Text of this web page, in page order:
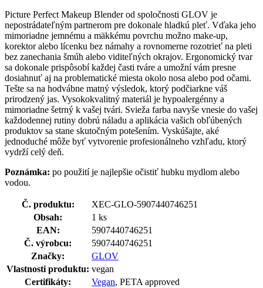
Picture Perfect Makeup Blender od spoločnosti GLOV je
nepostrádateľným partnerom pre dokonale hladkú pleť. Vďaka jeho
mimoriadne jemnému a mäkkému povrchu možno make-up,
korektor alebo lícenku bez námahy a rovnomerne rozotrieť na pleti
bez zanechania šmúh alebo viditeľných okrajov. Ergonomický tvar
sa dokonale prispôsobí každej časti tváre a umožní vám presne
dosiahnuť aj na problematické miesta okolo nosa alebo pod očami.
Tešte sa na hodvábne matný výsledok, ktorý podčiarkne váš
prirodzený jas. Vysokokvalitný materiál je hypoalergénny a
mimoriadne šetrný k vašej tvári. Svieža farba navyše vnesie do vašej
každodennej rutiny dobrú náladu a aplikácia vašich obľúbených
produktov sa stane skutočným potešením. Vyskúšajte, aké
jednoduché môže byť vytvorenie profesionálneho vzhľadu, ktorý
vydrží celý deň.
Poznámka: po použití je najlepšie očistiť hubku mydlom alebo
vodou.
Č. produktu:
XEC-GLO-5907440746251
Obsah:
1 ks
EAN:
5907440746251
Č. výrobcu:
5907440746251
Značky:
GLOV
Vlastnosti produktu: vegan
Certifikáty:
Vegan, PETA approved